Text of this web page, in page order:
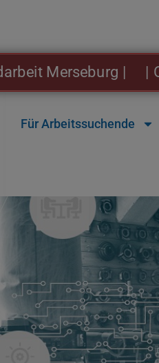
| |
Für Arbeitssuchende